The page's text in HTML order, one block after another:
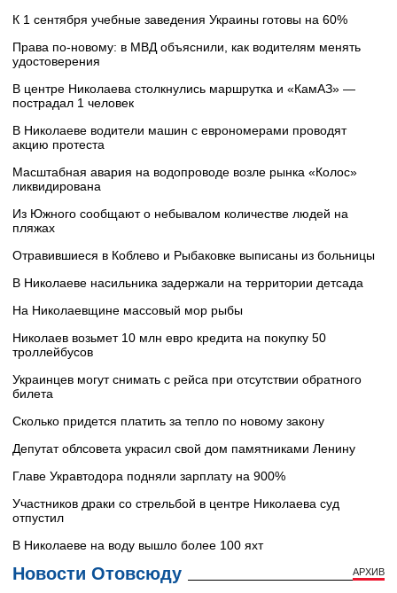
К 1 сентября учебные заведения Украины готовы на 60%
Права по-новому: в МВД объяснили, как водителям менять
удостоверения
В центре Николаева столкнулись маршрутка и «КамАЗ» —
пострадал 1 человек
В Николаеве водители машин с еврономерами проводят
акцию протеста
Масштабная авария на водопроводе возле рынка «Колос»
ликвидирована
Из Южного сообщают о небывалом количестве людей на
пляжах
Отравившиеся в Коблево и Рыбаковке выписаны из больницы
В Николаеве насильника задержали на территории детсада
На Николаевщине массовый мор рыбы
Николаев возьмет 10 млн евро кредита на покупку 50
троллейбусов
Украинцев могут снимать с рейса при отсутствии обратного
билета
Сколько придется платить за тепло по новому закону
Депутат облсовета украсил свой дом памятниками Ленину
Главе Укравтодора подняли зарплату на 900%
Участников драки со стрельбой в центре Николаева суд
отпустил
В Николаеве на воду вышло более 100 яхт
Новости Отовсюду АРХИВ